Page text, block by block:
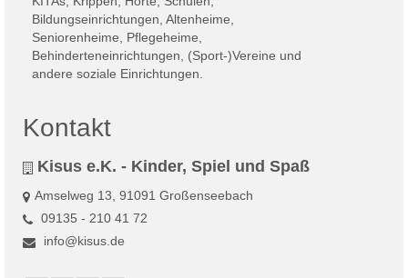
Kontakt
Kisus e.K. - Kinder, Spiel und Spaß
Amselweg 13, 91091 Großenseebach
09135 - 210 41 72
info@kisus.de